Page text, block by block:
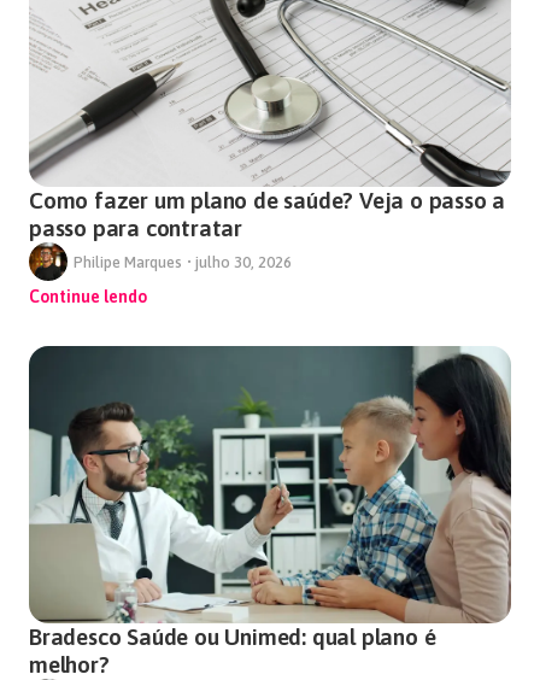
Como fazer um plano de saúde? Veja o passo a
passo para contratar
Philipe Marques • julho 30, 2026
Continue lendo
Bradesco Saúde ou Unimed: qual plano é
melhor?